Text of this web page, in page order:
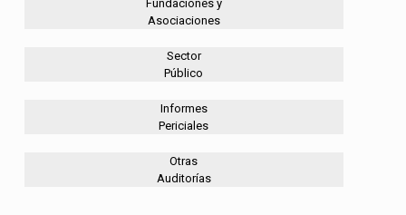
Fundaciones y
Asociaciones
Sector
Público
Informes
Periciales
Otras
Auditorías